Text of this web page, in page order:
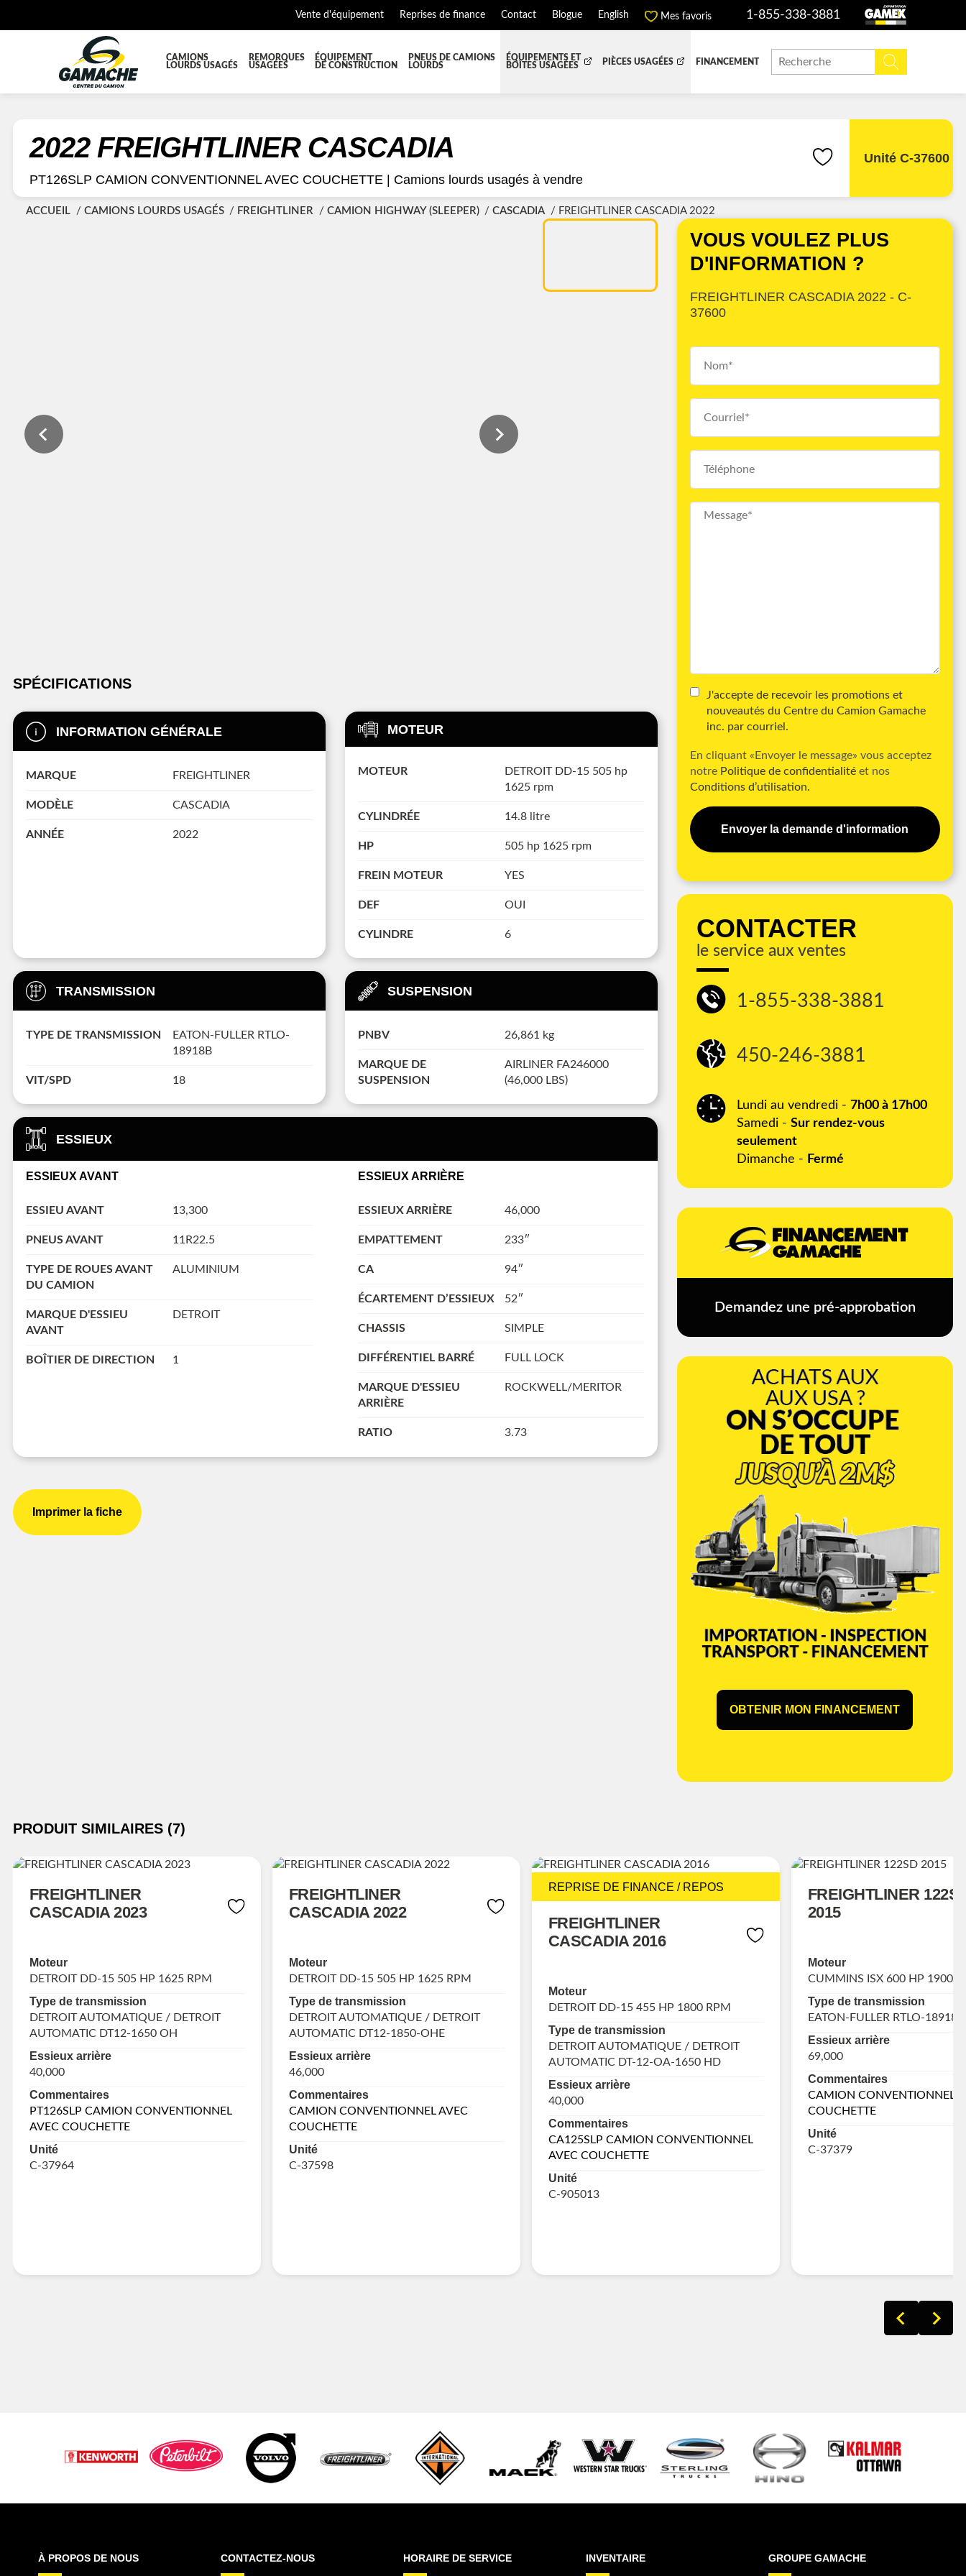
Vente d'équipement Reprises de finance Contact Blogue English Mes favoris 1-855-338-3881
CAMIONS
LOURDS USAGÉS
REMORQUES
USAGÉES
ÉQUIPEMENT
DE CONSTRUCTION
PNEUS DE CAMIONS
LOURDS
ÉQUIPEMENTS ET
BOÎTES USAGÉES
PIÈCES USAGÉES
MOTEURS ET PIÈCES DE MOTEURS
PLATEFORME PROTECTEUR DE CABINE RADIATEUR ET PIÈCES DE RADIATEURS
SYSTÈME POST-TRAITEMENT (DEF/DPF)
FINANCEMENT
2022 FREIGHTLINER CASCADIA
PT126SLP CAMION CONVENTIONNEL AVEC COUCHETTE | Camions lourds usagés à vendre
Unité C-37600
ACCUEIL CAMIONS LOURDS USAGÉS FREIGHTLINER CAMION HIGHWAY (SLEEPER) CASCADIA FREIGHTLINER CASCADIA 2022
SPÉCIFICATIONS
INFORMATION GÉNÉRALE
MARQUE FREIGHTLINER
MODÈLE CASCADIA
ANNÉE 2022
MOTEUR
MOTEUR
DETROIT DD-15 505 hp
1625 rpm
CYLINDRÉE 14.8 litre
HP 505 hp 1625 rpm
FREIN MOTEUR YES
DEF OUI
CYLINDRE 6
TRANSMISSION
TYPE DE TRANSMISSION
EATON-FULLER RTLO-
18918B
VIT/SPD 18
SUSPENSION
PNBV 26,861 kg
MARQUE DE
SUSPENSION
AIRLINER FA246000
(46,000 LBS)
ESSIEUX
ESSIEUX AVANT
ESSIEU AVANT 13,300
PNEUS AVANT 11R22.5
TYPE DE ROUES AVANT
DU CAMION
ALUMINIUM
MARQUE D'ESSIEU
AVANT
DETROIT
BOÎTIER DE DIRECTION 1
ESSIEUX ARRIÈRE
ESSIEUX ARRIÈRE 46,000
EMPATTEMENT 233″
CA 94″
ÉCARTEMENT D’ESSIEUX 52″
CHASSIS SIMPLE
DIFFÉRENTIEL BARRÉ FULL LOCK
MARQUE D'ESSIEU
ARRIÈRE
ROCKWELL/MERITOR
RATIO 3.73
Imprimer la fiche
VOUS VOULEZ PLUS
D'INFORMATION ?
FREIGHTLINER CASCADIA 2022 - C-
37600
J'accepte de recevoir les promotions et
nouveautés du Centre du Camion Gamache
inc. par courriel.
En cliquant «Envoyer le message» vous acceptez
notre Politique de confidentialitéet nos
Conditions d’utilisation.
Envoyer la demande d'information
CONTACTER
le service aux ventes
1-855-338-3881
450-246-3881
Lundi au vendredi - 7h00 à 17h00
Samedi - Sur rendez-vous
seulement
Dimanche - Fermé
Demandez une pré-approbation
OBTENIR MON FINANCEMENT
PRODUIT SIMILAIRES (7)
FREIGHTLINER
CASCADIA 2023
Moteur
DETROIT DD-15 505 HP 1625 RPM
Type de transmission
DETROIT AUTOMATIQUE / DETROIT
AUTOMATIC DT12-1650 OH
Essieux arrière
40,000
Commentaires
PT126SLP CAMION CONVENTIONNEL
AVEC COUCHETTE
Unité
C-37964
FREIGHTLINER
CASCADIA 2022
Moteur
DETROIT DD-15 505 HP 1625 RPM
Type de transmission
DETROIT AUTOMATIQUE / DETROIT
AUTOMATIC DT12-1850-OHE
Essieux arrière
46,000
Commentaires
CAMION CONVENTIONNEL AVEC
COUCHETTE
Unité
C-37598
REPRISE DE FINANCE / REPOS
FREIGHTLINER
CASCADIA 2016
Moteur
DETROIT DD-15 455 HP 1800 RPM
Type de transmission
DETROIT AUTOMATIQUE / DETROIT
AUTOMATIC DT-12-OA-1650 HD
Essieux arrière
40,000
Commentaires
CA125SLP CAMION CONVENTIONNEL
AVEC COUCHETTE
Unité
C-905013
FREIGHTLINER
2015
Moteur
CUMMINS ISX 600 HP 1900
Type de transmission
EATON-FULLER RTLO-
Essieux arrière
69,000
Commentaires
CAMION CONVENTIONNEL
COUCHETTE
Unité
C-37379
À PROPOS DE NOUS CONTACTEZ-NOUS HORAIRE DE SERVICE INVENTAIRE GROUPE GAMACHE